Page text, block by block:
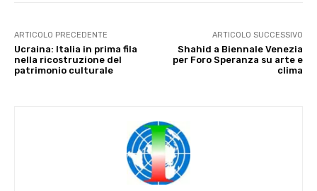
ARTICOLO PRECEDENTE
Ucraina: Italia in prima fila
nella ricostruzione del
patrimonio culturale
ARTICOLO SUCCESSIVO
Shahid a Biennale Venezia
per Foro Speranza su arte e
clima